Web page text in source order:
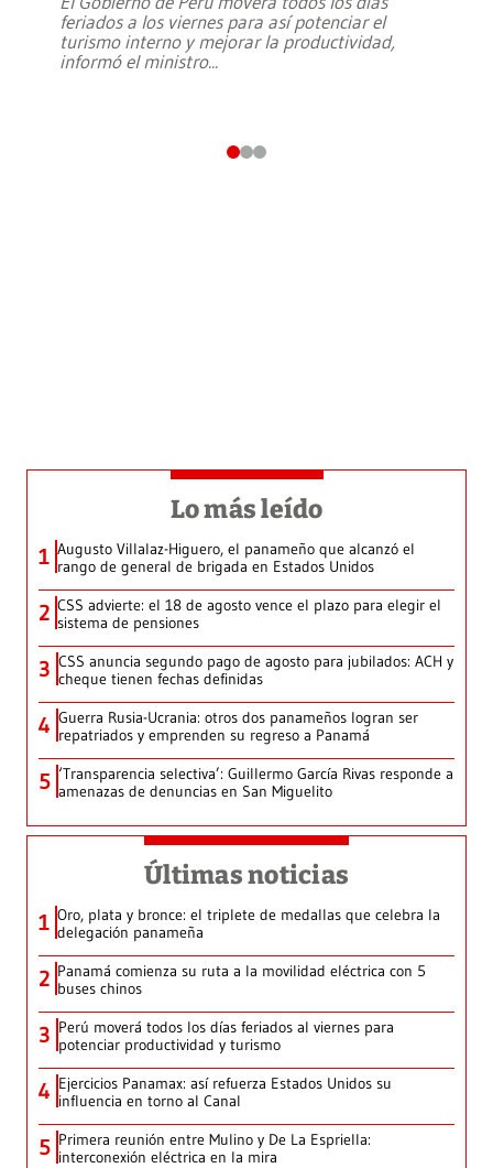
feriados a los viernes para así potenciar el
turismo interno y mejorar la productividad,
informó el ministro...
Lo más leído
1 Augusto Villalaz-Higuero, el panameño que alcanzó el
rango de general de brigada en Estados Unidos
2 CSS advierte: el 18 de agosto vence el plazo para elegir el
sistema de pensiones
3 CSS anuncia segundo pago de agosto para jubilados: ACH y
cheque tienen fechas definidas
4 Guerra Rusia-Ucrania: otros dos panameños logran ser
repatriados y emprenden su regreso a Panamá
5 ‘Transparencia selectiva’: Guillermo García Rivas responde a
amenazas de denuncias en San Miguelito
Últimas noticias
1 Oro, plata y bronce: el triplete de medallas que celebra la
delegación panameña
2 Panamá comienza su ruta a la movilidad eléctrica con 5
buses chinos
3 Perú moverá todos los días feriados al viernes para
potenciar productividad y turismo
4 Ejercicios Panamax: así refuerza Estados Unidos su
influencia en torno al Canal
5 Primera reunión entre Mulino y De La Espriella:
interconexión eléctrica en la mira